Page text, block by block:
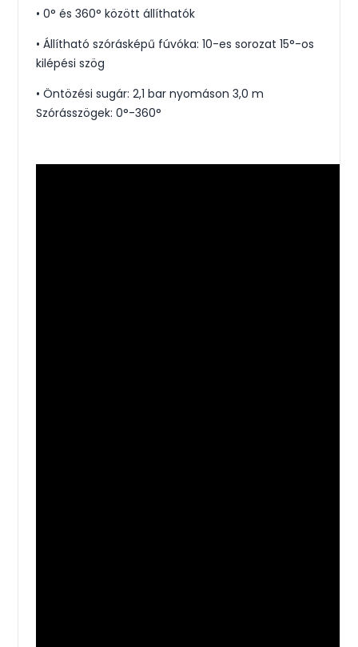
• 0° és 360° között állíthatók
• Állítható szórásképű fúvóka: 10-es sorozat 15°-os
kilépési szög
• Öntözési sugár: 2,1 bar nyomáson 3,0 m
Szórásszögek: 0°-360°